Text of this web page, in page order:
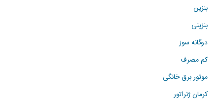
بنزین
بنزینی
دوگانه سوز
کم مصرف
موتور برق خانگی
کرمان ژنراتور